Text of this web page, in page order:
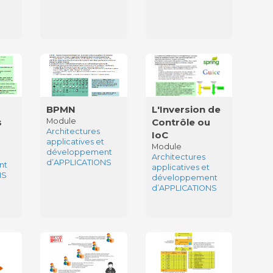
BPMN
Module
Architectures
applicatives et
développement
d’APPLICATIONS
L'Inversion de
Contrôle ou
IoC
Module
Architectures
applicatives et
développement
d’APPLICATIONS